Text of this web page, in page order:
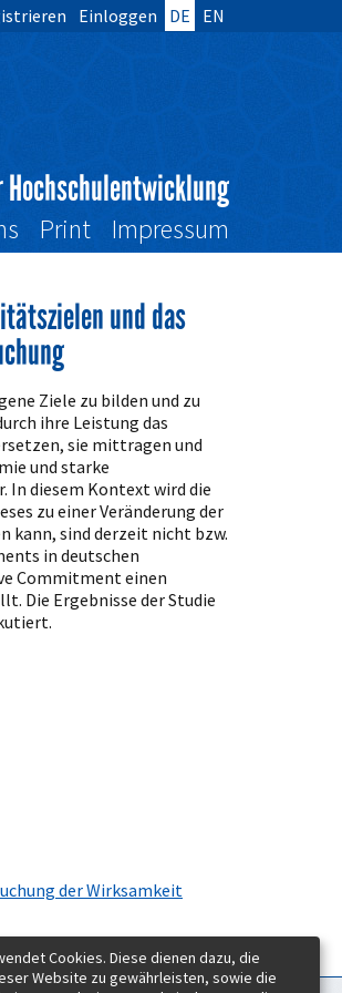
Einloggen DE EN
Print Impressum
und das
Ziele zu bilden und zu
ihre Leistung das
sie mittragen und
und starke
In diesem Kontext wird die
zu einer Veränderung der
kann, sind derzeit nicht bzw.
in deutschen
Commitment einen
Die Ergebnisse der Studie
der Wirksamkeit
Cookies. Diese dienen dazu, die
Website zu gewährleisten, sowie die